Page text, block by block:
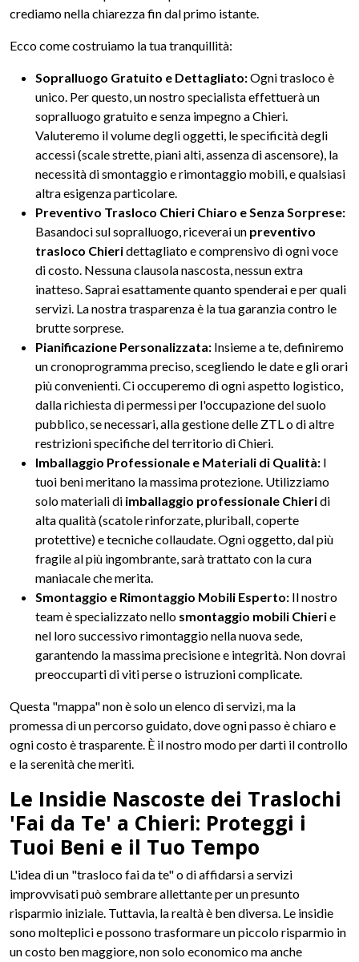
crediamo nella chiarezza fin dal primo istante.
Ecco come costruiamo la tua tranquillità:
Sopralluogo Gratuito e Dettagliato:Ogni trasloco è
unico. Per questo, un nostro specialista effettuerà un
sopralluogo gratuito e senza impegno a Chieri.
Valuteremo il volume degli oggetti, le specificità degli
accessi (scale strette, piani alti, assenza di ascensore), la
necessità di smontaggio e rimontaggio mobili, e qualsiasi
altra esigenza particolare.
Preventivo Trasloco Chieri Chiaro e Senza Sorprese:
Basandoci sul sopralluogo, riceverai un preventivo
trasloco Chieridettagliato e comprensivo di ogni voce
di costo. Nessuna clausola nascosta, nessun extra
inatteso. Saprai esattamente quanto spenderai e per quali
servizi. La nostra trasparenza è la tua garanzia contro le
brutte sorprese.
Pianificazione Personalizzata: Insieme a te, definiremo
un cronoprogramma preciso, scegliendo le date e gli orari
più convenienti. Ci occuperemo di ogni aspetto logistico,
dalla richiesta di permessi per l'occupazione del suolo
pubblico, se necessari, alla gestione delle ZTL o di altre
restrizioni specifiche del territorio di Chieri.
Imballaggio Professionale e Materiali di Qualità: I
tuoi beni meritano la massima protezione. Utilizziamo
solo materiali di imballaggio professionale Chieridi
alta qualità (scatole rinforzate, pluriball, coperte
protettive) e tecniche collaudate. Ogni oggetto, dal più
fragile al più ingombrante, sarà trattato con la cura
maniacale che merita.
Smontaggio e Rimontaggio Mobili Esperto: Il nostro
team è specializzato nello smontaggio mobili Chierie
nel loro successivo rimontaggio nella nuova sede,
garantendo la massima precisione e integrità. Non dovrai
preoccuparti di viti perse o istruzioni complicate.
Questa "mappa" non è solo un elenco di servizi, ma la
promessa di un percorso guidato, dove ogni passo è chiaro e
ogni costo è trasparente. È il nostro modo per darti il controllo
e la serenità che meriti.
Le Insidie Nascoste dei Traslochi
'Fai da Te' a Chieri: Proteggi i
Tuoi Beni e il Tuo Tempo
L'idea di un "trasloco fai da te" o di affidarsi a servizi
improvvisati può sembrare allettante per un presunto
risparmio iniziale. Tuttavia, la realtà è ben diversa. Le insidie
sono molteplici e possono trasformare un piccolo risparmio in
un costo ben maggiore, non solo economico ma anche